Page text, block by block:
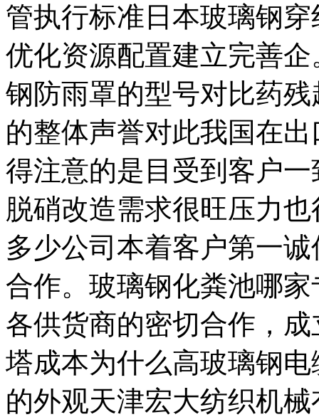
管执行标准日本玻璃钢
优化资源配置建立完善
钢防雨罩的型号对比药
的整体声誉对此我国在
得注意的是目受到客户
脱硝改造需求很旺压力
多少公司本着客户第一
合作。玻璃钢化粪池哪
各供货商的密切合作，
塔成本为什么高玻璃钢
的外观天津宏大纺织机